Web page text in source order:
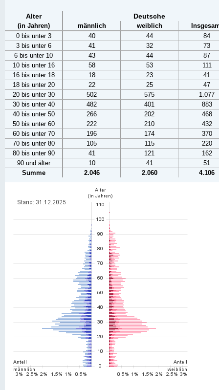
Alter Deutsche
(in Jahren) männlich weiblich
0 bis unter 3
40 44
84
3 bis unter 6
41 32
73
6 bis unter 10
43 44
87
10 bis unter 16
58 53
111
16 bis unter 18
18 23
41
18 bis unter 20
22 25
47
20 bis unter 30
502 575
1.077
30 bis unter 40
482 401
883
40 bis unter 50
266 202
468
50 bis unter 60
222 210
432
60 bis unter 70
196 174
370
70 bis unter 80
105 115
220
80 bis unter 90
41 121
162
90 und älter
10 41
51
Summe
2.046 2.060 4.106